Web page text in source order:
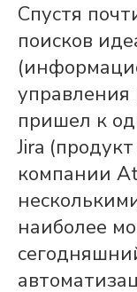
Спустя
поисков
управления
пришел к
Jira
компании
наиболее